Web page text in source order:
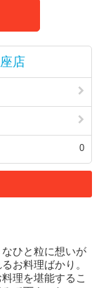
店
0
ひと粒に想いが
お料理ばかり。
理を堪能するこ